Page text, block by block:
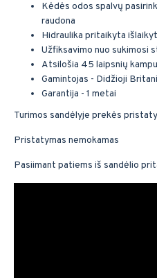
Kėdės odos spalvų
raudona
Hidraulika pritaikyta
Užfiksavimo nuo sukimosi
Atsilošia 45 laipsnių kampu
Gamintojas - Didžioji
Garantija - 1 metai
Turimos sandėlyje prekės
Pristatymas nemokamas
Pasiimant patiems iš sandėlio